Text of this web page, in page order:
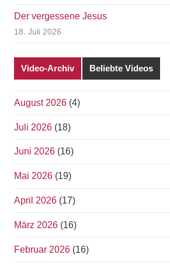
Der vergessene Jesus
18. Juli 2026
Video-Archiv Beliebte Videos
August 2026 (4)
Juli 2026 (18)
Juni 2026 (16)
Mai 2026 (19)
April 2026 (17)
März 2026 (16)
Februar 2026 (16)